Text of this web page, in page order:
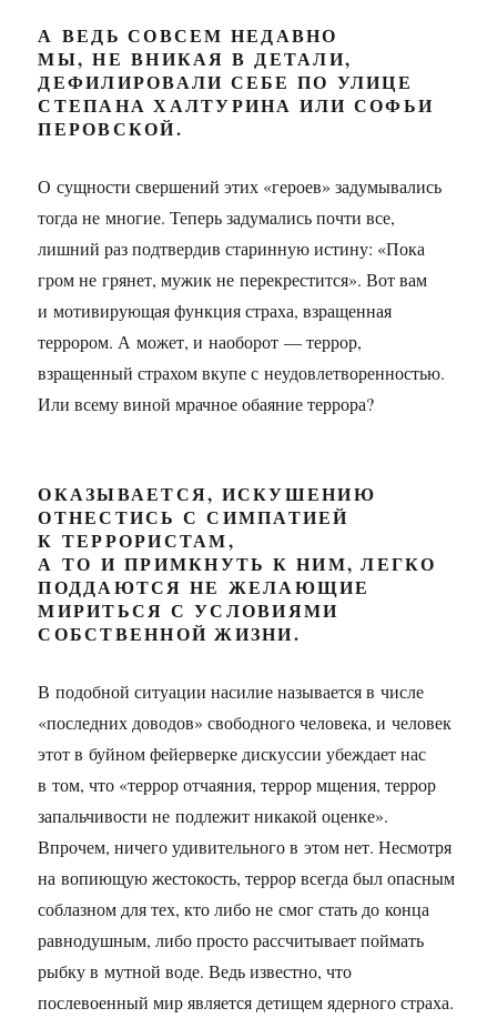
А ВЕДЬ СОВСЕМ НЕДАВНО
МЫ, НЕ ВНИКАЯ В ДЕТАЛИ,
ДЕФИЛИРОВАЛИ СЕБЕ ПО УЛИЦЕ
СТЕПАНА ХАЛТУРИНА ИЛИ СОФЬИ
ПЕРОВСКОЙ.
О сущности свершений этих «героев» задумывались
тогда не многие. Теперь задумались почти все,
лишний раз подтвердив старинную истину: «Пока
гром не грянет, мужик не перекрестится». Вот вам
и мотивирующая функция страха, взращенная
террором. А может, и наоборот — террор,
взращенный страхом вкупе с неудовлетворенностью.
Или всему виной мрачное обаяние террора?
ОКАЗЫВАЕТСЯ, ИСКУШЕНИЮ
ОТНЕСТИСЬ С СИМПАТИЕЙ
К ТЕРРОРИСТАМ,
А ТО И ПРИМКНУТЬ К НИМ, ЛЕГКО
ПОДДАЮТСЯ НЕ ЖЕЛАЮЩИЕ
МИРИТЬСЯ С УСЛОВИЯМИ
СОБСТВЕННОЙ ЖИЗНИ.
В подобной ситуации насилие называется в числе
«последних доводов» свободного человека, и человек
этот в буйном фейерверке дискуссии убеждает нас
в том, что «террор отчаяния, террор мщения, террор
запальчивости не подлежит никакой оценке».
Впрочем, ничего удивительного в этом нет. Несмотря
на вопиющую жестокость, террор всегда был опасным
соблазном для тех, кто либо не смог стать до конца
равнодушным, либо просто рассчитывает поймать
рыбку в мутной воде. Ведь известно, что
послевоенный мир является детищем ядерного страха.